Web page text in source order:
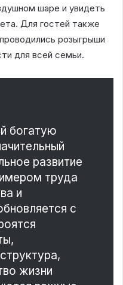
шаре и увидеть
Для гостей также
розыгрыши
для всей семьи.
богатую
развитие
труда
и
с
жизни